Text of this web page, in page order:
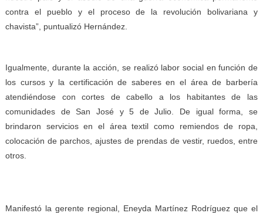
contra el pueblo y el proceso de la revolución bolivariana y
chavista”, puntualizó Hernández.
Igualmente, durante la acción, se realizó labor social en función de
los cursos y la certificación de saberes en el área de barbería
atendiéndose con cortes de cabello a los habitantes de las
comunidades de San José y 5 de Julio. De igual forma, se
brindaron servicios en el área textil como remiendos de ropa,
colocación de parchos, ajustes de prendas de vestir, ruedos, entre
otros.
Manifestó la gerente regional, Eneyda Martínez Rodríguez que el